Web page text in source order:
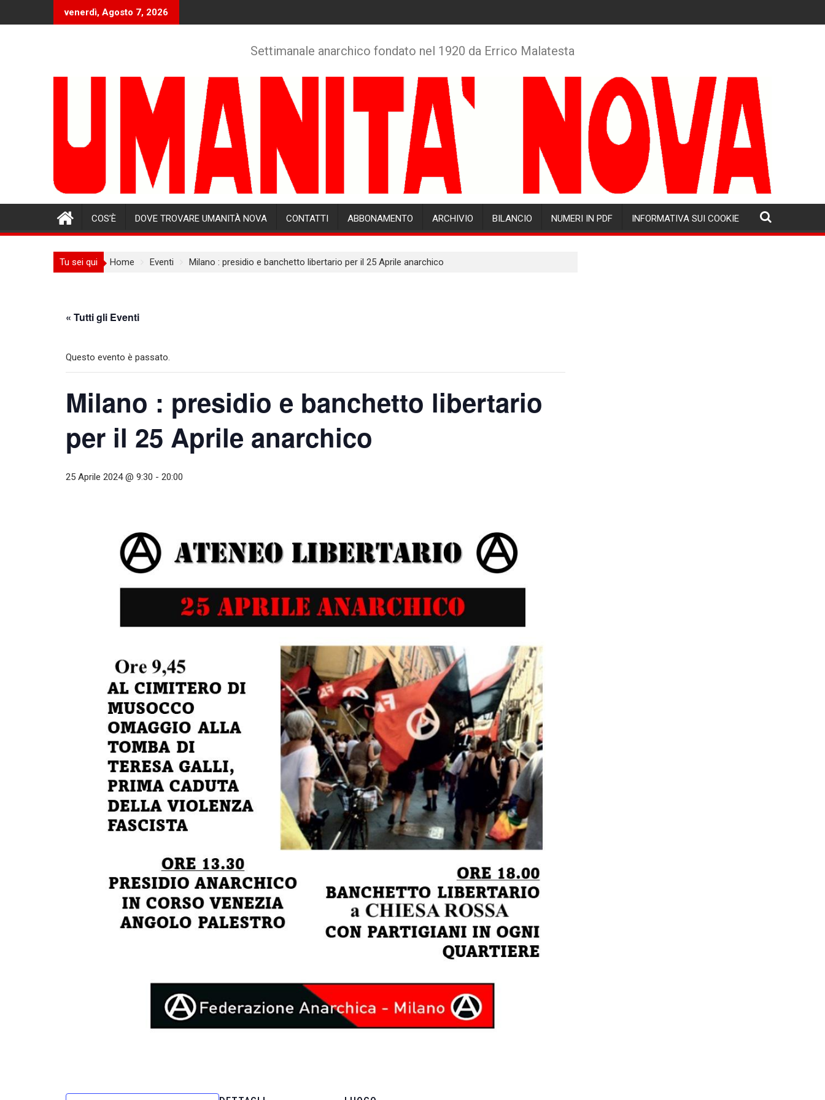
venerdì, Agosto 7, 2026
Settimanale anarchico fondato nel 1920 da Errico Malatesta
COS’È DOVE TROVARE UMANITÀ NOVA CONTATTI ABBONAMENTO ARCHIVIO BILANCIO NUMERI IN PDF INFORMATIVA SUI COOKIE
Tu sei qui Home Eventi Milano : presidio e banchetto libertario per il 25 Aprile anarchico
« Tutti gli Eventi
Questo evento è passato.
Milano : presidio e banchetto libertario
per il 25 Aprile anarchico
25 Aprile 2024 @ 9:30 - 20:00